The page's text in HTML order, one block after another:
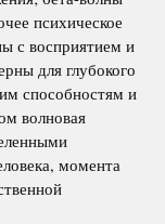
психическое
с восприятием и
для глубокого
способностям и
волновая
момента